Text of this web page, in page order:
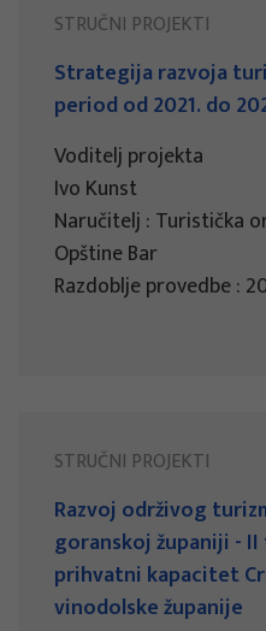
STRUČNI PROJEKTI
Strategija razvoja
period od 2021. do
Voditelj projekta
Ivo Kunst
Naručitelj : Turistička
Opštine Bar
Razdoblje provedbe :
STRUČNI PROJEKTI
Razvoj održivog
goranskoj županiji -
prihvatni kapacitet
vinodolske županije